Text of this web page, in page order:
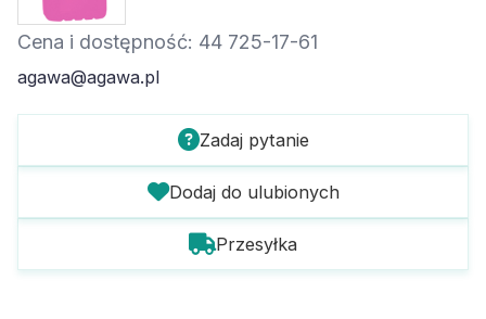
Cena i dostępność: 44 725-17-61
agawa@agawa.pl
Zadaj pytanie
Dodaj do ulubionych
Przesyłka